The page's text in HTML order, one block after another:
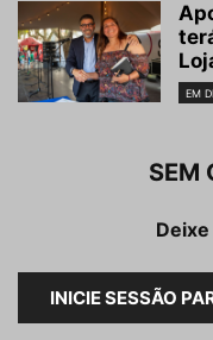
EM
SEM
INICIE SESSÃO